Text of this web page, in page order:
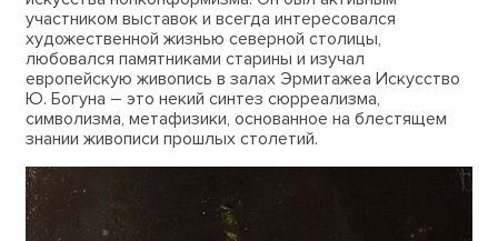
участником выставок и всегда интересовался
художественной жизнью северной столицы,
любовался памятниками старины и изучал
европейскую живопись в залах Эрмитажеа Искусство
Ю. Богуна – это некий синтез сюрреализма,
символизма, метафизики, основанное на блестящем
знании живописи прошлых столетий.